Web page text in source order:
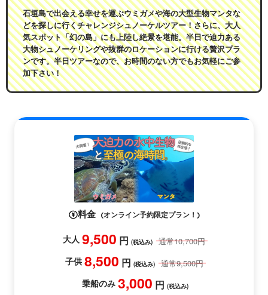
石垣島で出会える幸せを運ぶウミガメや海の大型生物マンタな
どを探しに行くチャレンジシュノーケルツアー！さらに、大人
気スポット「幻の島」にも上陸し絶景を堪能。半日で迫力ある
大物シュノーケリングや抜群のロケーションに行ける贅沢プラ
ンです。半日ツアーなので、お時間のない方でもお気軽にご参
加下さい！
料金 (オンライン予約限定プラン！)
大人 9,500 円 (税込み) 通常10,700円
子供 8,500 円 (税込み) 通常9,500円
乗船のみ 3,000 円 (税込み)